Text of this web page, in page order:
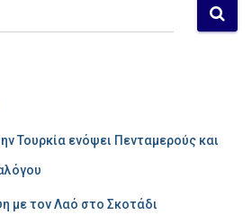
Τουρκία ενόψει Πενταμερούς και
με τον Λαό στο Σκοτάδι